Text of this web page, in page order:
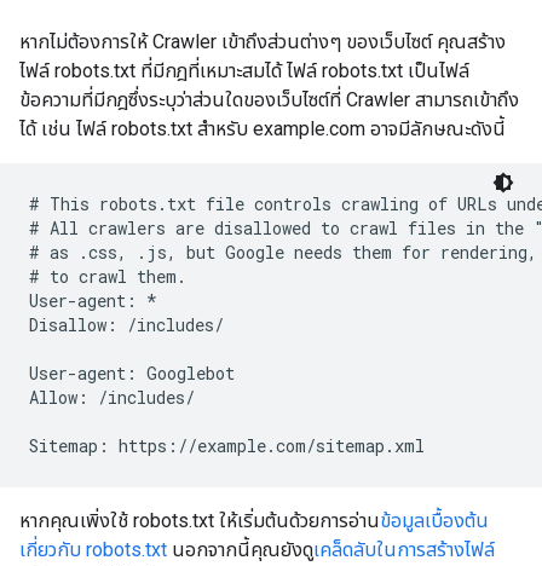
หากไม่ต้องการให้ Crawler เข้าถึงส่วนต่างๆ ของเว็บไซต์ คุณสร้าง
ไฟล์ robots.txt ที่มีกฎที่เหมาะสมได้ ไฟล์ robots.txt เป็นไฟล์
ข้อความที่มีกฎซึ่งระบุว่าส่วนใดของเว็บไซต์ที่ Crawler สามารถเข้าถึง
ได้ เช่น ไฟล์ robots.txt สําหรับ example.com อาจมีลักษณะดังนี้
# This robots.txt file controls crawling of URLs
# All crawlers are disallowed to crawl files in the
# as .css, .js, but Google needs them for rendering,
# to crawl them.
User-agent: *
Disallow: /includes/
User-agent: Googlebot
Allow: /includes/
Sitemap: https://example.com/sitemap.xml
หากคุณเพิ่งใช้ robots.txt ให้เริ่มต้นด้วยการอ่านข้อมูลเบื้องต้น
เกี่ยวกับ robots.txt นอกจากนี้คุณยังดูเคล็ดลับในการสร้างไฟล์